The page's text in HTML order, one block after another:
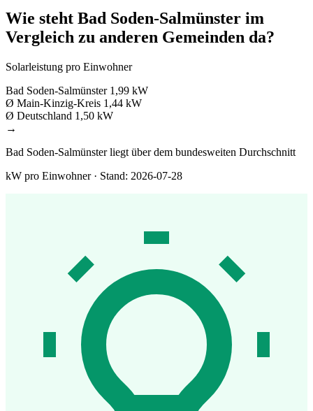
Wie steht Bad Soden-Salmünster im
Vergleich zu anderen Gemeinden da?
Solarleistung pro Einwohner
Bad Soden-Salmünster 1,99 kW
Ø Main-Kinzig-Kreis 1,44 kW
Ø Deutschland 1,50 kW
→
Bad Soden-Salmünster liegt über dem bundesweiten Durchschnitt
kW pro Einwohner · Stand: 2026-07-28